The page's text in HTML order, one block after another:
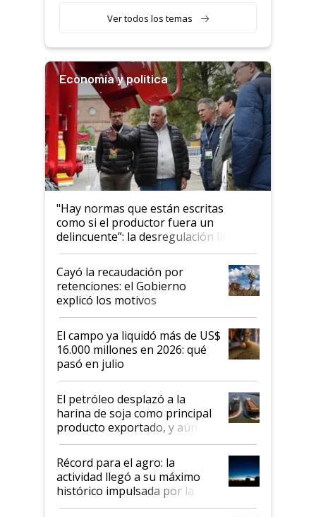
Ver todos los temas
Economía y política
"Hay normas que están escritas
como si el productor fuera un
delincuente”: la desregulación llegó
al Congreso Aapresid y hasta se
habló del financiamiento al IPCVA
Cayó la recaudación por
retenciones: el Gobierno
explicó los motivos
El campo ya liquidó más de US$
16.000 millones en 2026: qué
pasó en julio
El petróleo desplazó a la
harina de soja como principal
producto exportado, y aún así
el agro aportó casi seis de cada
diez dólares y sostuvo el
liderazgo en un semestre
récord
Récord para el agro: la
actividad llegó a su máximo
histórico impulsada por la
cosecha y las exportaciones